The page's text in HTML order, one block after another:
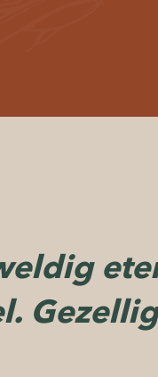
Mooie
sfeer en
al een